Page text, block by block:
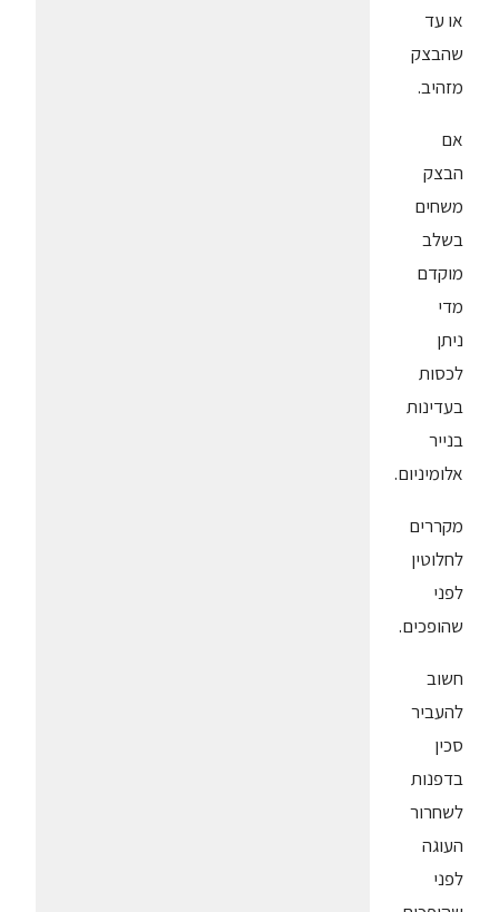
או עד
שהבצק
מזהיב.
אם
הבצק
משחים
בשלב
מוקדם
מדי
ניתן
לכסות
בעדינות
בנייר
אלומיניום.
מקררים
לחלוטין
לפני
שהופכים.
חשוב
להעביר
סכין
בדפנות
לשחרור
העוגה
לפני